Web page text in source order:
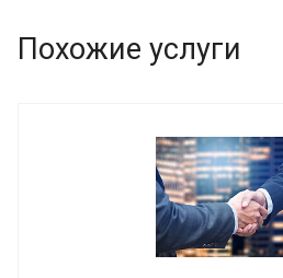
Похожие услуги